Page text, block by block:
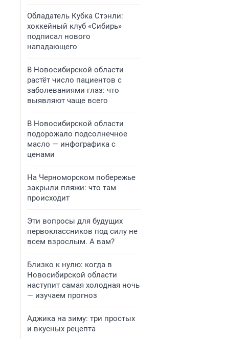
Обладатель Кубка Стэнли:
хоккейный клуб «Сибирь»
подписал нового
нападающего
В Новосибирской области
растёт число пациентов с
заболеваниями глаз: что
выявляют чаще всего
В Новосибирской области
подорожало подсолнечное
масло — инфографика с
ценами
На Черноморском побережье
закрыли пляжи: что там
происходит
Эти вопросы для будущих
первоклассников под силу не
всем взрослым. А вам?
Близко к нулю: когда в
Новосибирской области
наступит самая холодная ночь
— изучаем прогноз
Аджика на зиму: три простых
и вкусных рецепта